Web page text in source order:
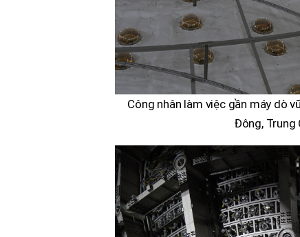
Công nhân làm việc gần máy dò
Đông, Trung